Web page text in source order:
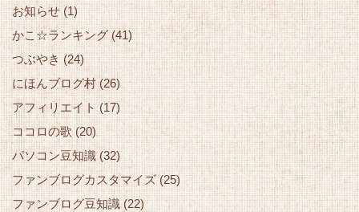
お知らせ (1)
かこ☆ランキング(41)
つぶやき (24)
にほんブログ村 (26)
アフィリエイト (17)
ココロの歌 (20)
パソコン豆知識(32)
ファンブログカスタマイズ (25)
ファンブログ豆知識(22)